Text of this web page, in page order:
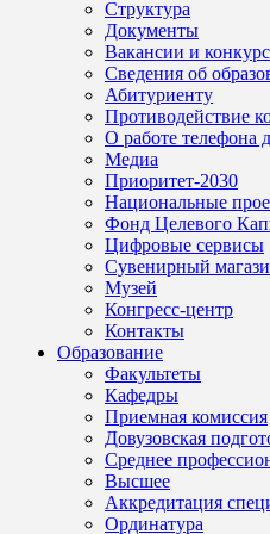
Структура
Документы
Вакансии и
Сведения об
Абитуриенту
Противодействие
О работе телефона
Медиа
Приоритет-2030
Национальные
Фонд Целевого
Цифровые сервисы
Сувенирный
Музей
Конгресс-центр
Контакты
Образование
Факультеты
Кафедры
Приемная комиссия
Довузовская
Среднее
Высшее
Аккредитация
Ординатура